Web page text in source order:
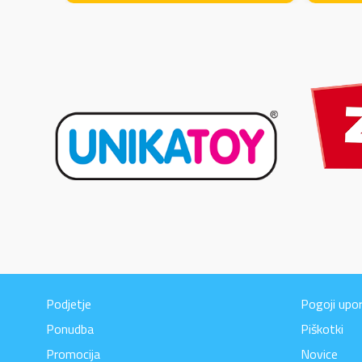
Podjetje
Ponudba
Promocija
Pogoji
Piškotki
Novice